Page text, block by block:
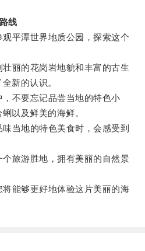
线
平潭世界地质公园，探索这个
丽的花岗岩地貌和丰富的古生
新的认识。
不要忘记品尝当地的特色小
以及鲜美的海鲜。
地的特色美食时，会感受到
旅游胜地，拥有美丽的自然景
能够更好地体验这片美丽的海